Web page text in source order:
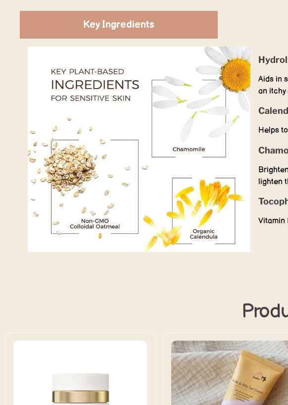
Key Ingredients
Aids in
an itchy
Helps
lighten
Vitamin